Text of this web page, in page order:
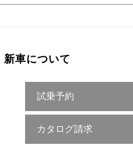
新車について
試乗予約
カタログ請求